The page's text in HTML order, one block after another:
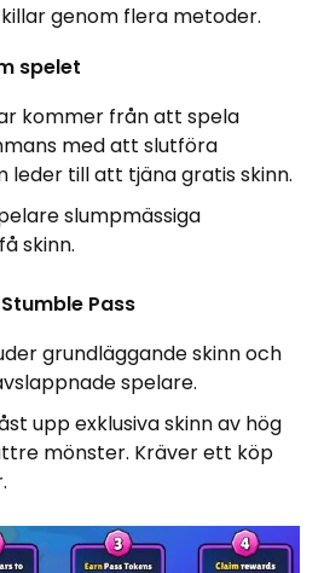
genom flera metoder.
spelet
kommer från att spela
med att slutföra
leder till att tjäna gratis skinn.
slumpmässiga
skinn.
Pass
grundläggande skinn och
spelare.
upp exklusiva skinn av hög
mönster. Kräver ett köp